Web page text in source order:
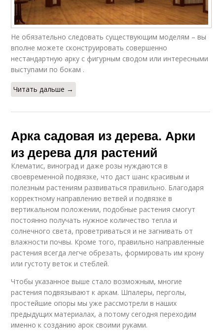
Не обязательно следовать существующим моделям – вы
вполне можете сконструировать совершенно
нестандартную арку с фигурным сводом или интересными
выступами по бокам .
Читать дальше →
Арка садовая из дерева. Арки
из дерева для растений
Клематис, виноград и даже розы нуждаются в
своевременной подвязке, что даст шанс красивым и
полезным растениям развиваться правильно. Благодаря
корректному направлению ветвей и подвязке в
вертикальном положении, подобные растения смогут
постоянно получать нужное количество тепла и
солнечного света, проветриваться и не загнивать от
влажности почвы. Кроме того, правильно направленные
растения всегда легче обрезать, формировать им крону
или густоту веток и стеблей.
Чтобы указанное выше стало возможным, многие
растения подвязывают к аркам. Шпалеры, перголы,
простейшие опоры мы уже рассмотрели в наших
предыдущих материалах, а потому сегодня переходим
именно к созданию арок своими руками.